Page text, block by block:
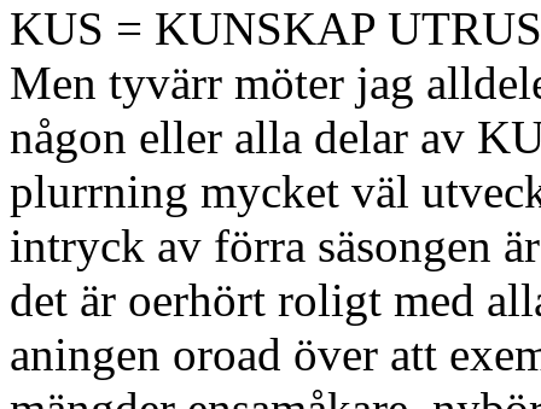
KUS = KUNSKAP
Men tyvärr möter jag
någon eller alla delar av
plurrning mycket väl
intryck av förra säsongen
det är oerhört roligt med
aningen oroad över att